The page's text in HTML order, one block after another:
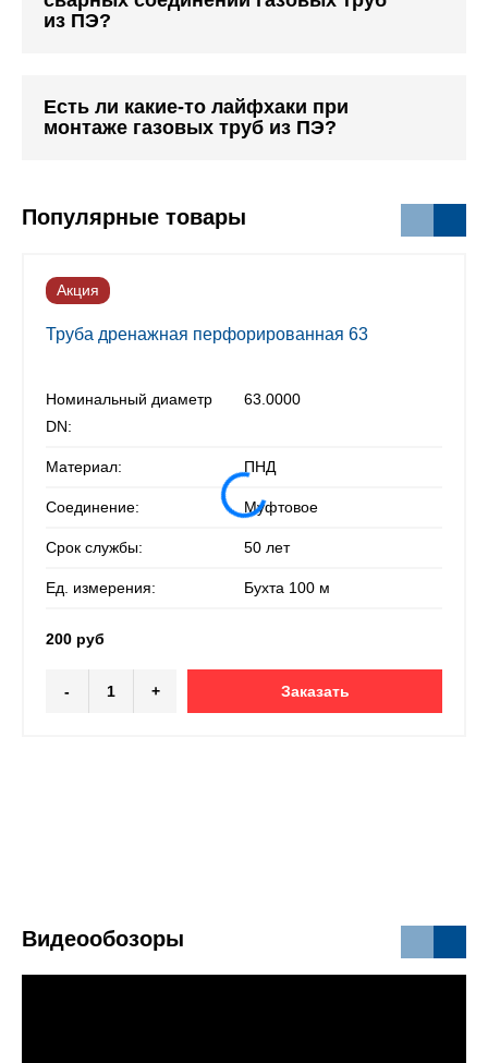
из ПЭ?
Есть ли какие-то лайфхаки при
монтаже газовых труб из ПЭ?
Популярные товары
Акция
Труба дренажная перфорированная 63
Номинальный диаметр
DN:
63.0000
Материал: ПНД
Соединение: Муфтовое
Срок службы: 50 лет
Ед. измерения: Бухта 100 м
200 руб
- + Заказать
Видеообозоры